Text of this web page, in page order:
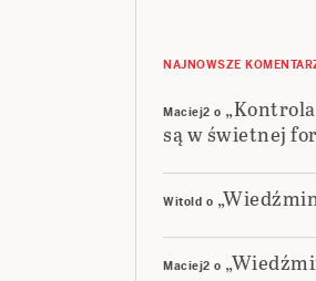
NAJNOWSZE
Maciej2 o
są w świetnej
Witold o
Maciej2 o